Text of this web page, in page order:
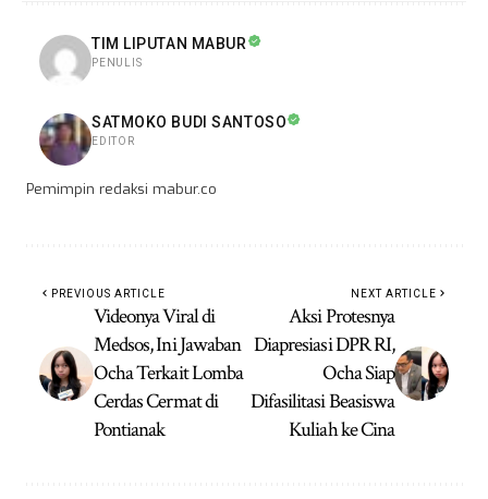
TIM LIPUTAN MABUR
PENULIS
SATMOKO BUDI SANTOSO
EDITOR
Pemimpin redaksi mabur.co
PREVIOUS ARTICLE
Videonya Viral di
Medsos, Ini Jawaban
Ocha Terkait Lomba
Cerdas Cermat di
Pontianak
NEXT ARTICLE
Aksi Protesnya
Diapresiasi DPR RI,
Ocha Siap
Difasilitasi Beasiswa
Kuliah ke Cina